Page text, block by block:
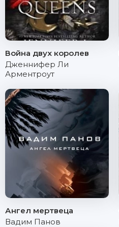
Война двух королев
Дженнифер Ли
Арментроут
Ангел мертвеца
Вадим Панов